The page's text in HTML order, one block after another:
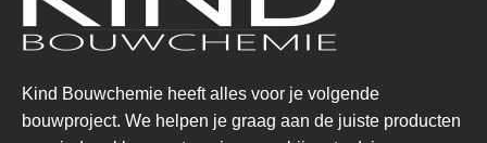
Kind Bouwchemie heeft alles voor je volgende
bouwproject. We helpen je graag aan de juiste producten